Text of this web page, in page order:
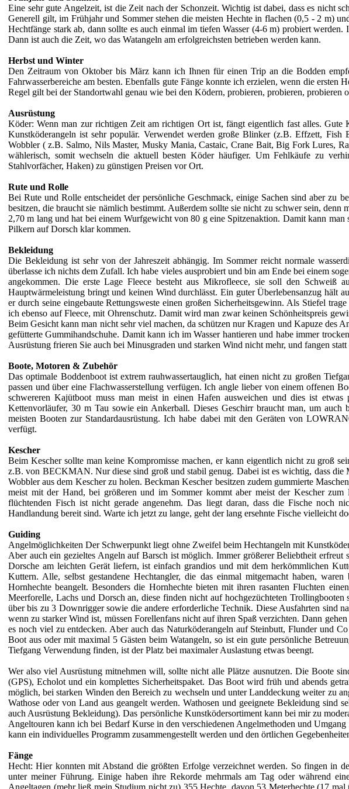
Eine sehr gute Angelzeit, ist die Zeit nach der Schonzeit. Wichtig ist dabei, dass es nicht
Generell gilt, im Frühjahr und Sommer stehen die meisten Hechte in flachen (0,5 - 2 m)
Hechtfänge stark ab, dann sollte es auch einmal im tiefen Wasser (4-6 m) probiert
Dann ist auch die Zeit, wo das Watangeln am erfolgreichsten betrieben werden kann.
Herbst und Winter
Den Zeitraum von Oktober bis März kann ich Ihnen für einen Trip an die Bodden
Fahrwasserbereiche am besten. Ebenfalls gute Fänge konnte ich erzielen, wenn die
Regel gilt bei der Standortwahl genau wie bei den Ködern, probieren, probieren, probieren
Ausrüstung
Köder: Wenn man zur richtigen Zeit am richtigen Ort ist, fängt eigentlich fast alles. Gute
Kunstköderangeln ist sehr populär. Verwendet werden große Blinker (z.B. Effzett,
Wobbler ( z.B. Salmo, Nils Master, Musky Mania, Castaic, Crane Bait, Big Fork Lures,
wählerisch, somit wechseln die aktuell besten Köder häufiger. Um Fehlkäufe zu
Stahlvorfächer, Haken) zu günstigen Preisen vor Ort.
Rute und Rolle
Bei Rute und Rolle entscheidet der persönliche Geschmack, einige Sachen sind aber zu
besitzen, die braucht sie nämlich bestimmt. Außerdem sollte sie nicht zu schwer sein,
2,70 m lang und hat bei einem Wurfgewicht von 80 g eine Spitzenaktion. Damit kann
Pilkern auf Dorsch klar kommen.
Bekleidung
Die Bekleidung ist sehr von der Jahreszeit abhängig. Im Sommer reicht normale
überlasse ich nichts dem Zufall. Ich habe vieles ausprobiert und bin am Ende bei einem
angekommen. Die erste Lage Fleece besteht aus Mikrofleece, sie soll den Schweiß
Hauptwärmeleistung bringt und keinen Wind durchlässt. Ein guter Überlebensanzug hält
er durch seine eingebaute Rettungsweste einen großen Sicherheitsgewinn. Als Stiefel
ich ebenso auf Fleece, mit Ohrenschutz. Damit wird man zwar keinen Schönheitspreis
Beim Gesicht kann man nicht sehr viel machen, da schützen nur Kragen und Kapuze des
gefütterte Gummihandschuhe. Damit kann ich im Wasser hantieren und habe immer
Ausrüstung frieren Sie auch bei Minusgraden und starken Wind nicht mehr, und fangen
Boote, Motoren & Zubehör
Das optimale Boddenboot ist extrem rauhwassertauglich, hat einen nicht zu großen
passen und über eine Flachwasserstellung verfügen. Ich angle lieber von einem offenen
schwereren Kajütboot muss man meist in einen Hafen ausweichen und dies ist
Kettenvorläufer, 30 m Tau sowie ein Ankerball. Dieses Geschirr braucht man, um
meisten Booten zur Standardausrüstung. Ich habe dabei mit den Geräten von
verfügt.
Kescher
Beim Kescher sollte man keine Kompromisse machen, er kann eigentlich nicht zu groß
z.B. von BECKMAN. Nur diese sind groß und stabil genug. Dabei ist es wichtig, dass die
Wobbler aus dem Kescher zu holen. Beckman Kescher besitzen zudem gummierte
meist mit der Hand, bei größeren und im Sommer kommt aber meist der Kescher
flüchtenden Fisch ist nicht gerade angenehm. Das liegt daran, dass die Fische noch
Handlandung bereit sind. Warte ich jetzt zu lange, geht der lang ersehnte Fische vielleicht
Guiding
Angelmöglichkeiten Der Schwerpunkt liegt ohne Zweifel beim Hechtangeln mit
Aber auch ein gezieltes Angeln auf Barsch ist möglich. Immer größerer Beliebtheit
Dorsche am leichten Gerät liefern, ist einfach grandios und mit dem herkömmlichen
Kuttern. Alle, selbst gestandene Hechtangler, die das einmal mitgemacht haben,
Hornhechte beangelt. Besonders die Hornhechte bieten mit ihren rasanten Fluchten
Meerforelle, Lachs und Dorsch an, diese finden nicht auf hochgezüchteten
über bis zu 3 Downrigger sowie die andere erforderliche Technik. Diese Ausfahrten sind
wenn zu starker Wind ist, müssen Forellenfans nicht auf ihren Spaß verzichten. Dann
es noch viel zu entdecken. Aber auch das Naturköderangeln auf Steinbutt, Flunder und
Boot aus oder mit maximal 5 Gästen beim Watangeln, so ist ein gute persönliche
Tiefgang Verwendung finden, ist der Platz bei maximaler Auslastung etwas beengt.
Wer also viel Ausrüstung mitnehmen will, sollte nicht alle Plätze ausnutzen. Die Boote
(GPS), Echolot und ein komplettes Sicherheitspaket. Das Boot wird früh und abends
möglich, bei starken Winden den Bereich zu wechseln und unter Landdeckung weiter zu
Wathose oder von Land aus geangelt werden. Wathosen und geeignete Bekleidung
auch Ausrüstung Bekleidung). Das persönliche Kunstködersortiment kann bei mir zu
Angeltouren kann ich bei Bedarf Kurse in den verschiedenen Angelmethoden und
kann ein individuelles Programm zusammengestellt werden und den örtlichen
Fänge
Hecht: Hier konnten mit Abstand die größten Erfolge verzeichnet werden. So fingen in
unter meiner Führung. Einige haben ihre Rekorde mehrmals am Tag oder während
Angeltagen (mehr ließ mein Studium nicht zu) 355 Hechte, davon 53 Meterhechte (17